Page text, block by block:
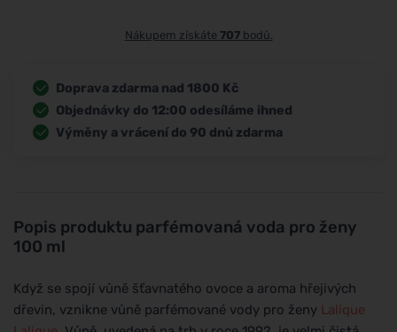
Popis produktu parfémovaná voda pro ženy
100 ml
Když se spojí vůně šťavnatého ovoce a aroma hřejivých
dřevin, vznikne vůně parfémované vody pro ženy Lalique
Nákupem získáte 707bodů.
Doprava zdarma nad 1800 Kč
Objednávky do 12:00 odesíláme ihned
Výměny a vrácení do 90 dnů zdarma